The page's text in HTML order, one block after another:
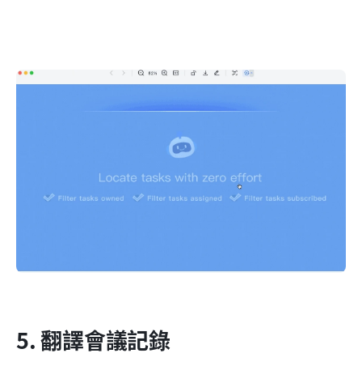
5. 翻譯會議記錄